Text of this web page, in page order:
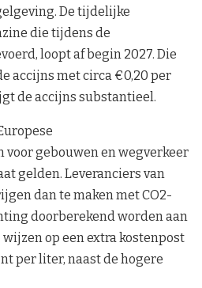
De tijdelijke
die tijdens de
loopt af begin 2027. Die
accijns met circa €0,20 per
de accijns substantieel.
voor gebouwen en wegverkeer
gelden. Leveranciers van
dan te maken met CO2-
doorberekend worden aan
op een extra kostenpost
per liter, naast de hogere